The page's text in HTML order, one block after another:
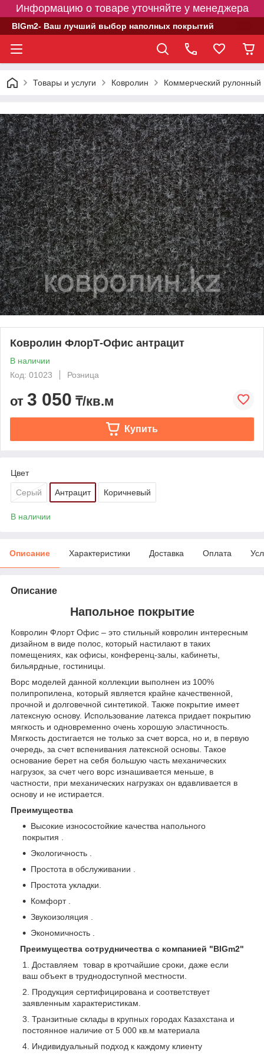
Информацию о товаре уточняйте у менеджера
BIGm2- Ваш лучший выбор наполных покрытий
Товары и услуги Ковролин Коммерческий рулонный
Ковролин ФлорТ-Офис антрацит
В наличии
Код: 01023
Розница
от 3 050 ₸/кв.м
Купить
Цвет
Серый Антрацит Коричневый
В наличии
Описание Характеристики Доставка Оплата
Описание
Напольное покрытие
Ковролин Флорт Офис – это стильный ковролин интересным
дизайном в виде полос, который настилают в таких
помещениях, как офисы, конференц-залы, кабинеты,
бильярдные, гостиницы.
Ворс моделей данной коллекции выполнен из 100%
полипропилена, который является крайне качественной,
прочной и долговечной синтетикой. Также покрытие имеет
латексную основу. Использование латекса придает покрытию
мягкость и одновременно очень хорошую эластичность.
Мягкость достигается не только за счет ворса, но и, в первую
очередь, за счет вспенивания латексной основы. Такое
основание берет на себя большую часть механических
нагрузок, за счет чего ворс изнашивается меньше, в
частности, при механических нагрузках он вдавливается в
основу и не истирается.
Преимущества
Высокие износостойкие качества напольного
покрытия .
Экологичность .
Простота в обслуживании .
Простота укладки.
Комфорт .
Звукоизоляция .
Экономичность .
Преимущества сотрудничества с компанией "BIGm2"
Доставляем товар в кротчайшие сроки, даже если
ваш объект в труднодоступной местности.
Продукция сертифицирована и соответствует
заявленным характеристикам.
Транзитные склады в крупных городах Казахстана и
постоянное наличие от 5 000 кв.м материала
Индивидуальный подход к каждому клиенту